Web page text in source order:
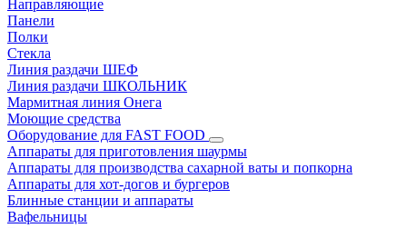
Направляющие
Панели
Полки
Стекла
Линия раздачи ШЕФ
Линия раздачи ШКОЛЬНИК
Мармитная линия Онега
Моющие средства
Оборудование для FAST FOOD
Аппараты для приготовления шаурмы
Аппараты для производства сахарной ваты и попкорна
Аппараты для хот-догов и бургеров
Блинные станции и аппараты
Вафельницы